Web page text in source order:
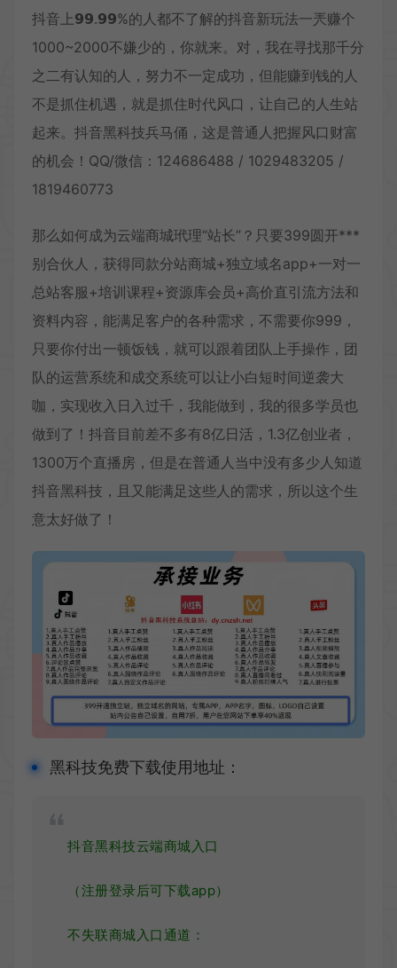
抖音上𝟵𝟵.𝟵𝟵%的人都不了解的抖音新玩法一兲赚个
1000~2000不嫌少的，你就来。对，我在寻找那千分
之二有认知的人，努力不一定成功，但能赚到钱的人
不是抓住机遇，就是抓住时代风口，让自己的人生站
起来。抖音黑科技兵马俑，这是普通人把握风口财富
的机会！QQ/微信：124686488 / 1029483205 /
1819460773
那么如何成为云端商城玳理“站长”？只要399圆开***
别合伙人，获得同款分站商城+独立域名app+一对一
总站客服+培训课程+资源库会员+高价直引流方法和
资料内容，能满足客户的各种需求，不需要你999，
只要你付出一顿饭钱，就可以跟着团队上手操作，团
队的运营系统和成交系统可以让小白短时间逆袭大
咖，实现收入日入过千，我能做到，我的很多学员也
做到了！抖音目前差不多有8亿日活，1.3亿创业者，
1300万个直播房，但是在普通人当中没有多少人知道
抖音黑科技，且又能满足这些人的需求，所以这个生
意太好做了！
黑科技免费下载使用地址：
抖音黑科技云端商城入口
（注册登录后可下载app）
不失联商城入口通道：